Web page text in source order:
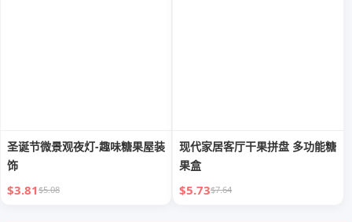
圣诞节微景观夜灯-趣味糖果屋装
饰
$3.81$5.08
现代家居客厅干果拼盘 多功能糖
果盒
$5.73$7.64